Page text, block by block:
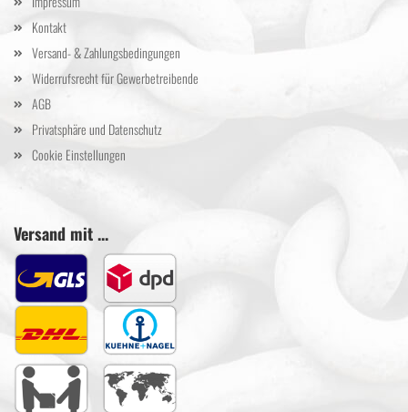
Kontakt
Versand- & Zahlungsbedingungen
Widerrufsrecht für Gewerbetreibende
AGB
Privatsphäre und Datenschutz
Cookie Einstellungen
Versand mit ...